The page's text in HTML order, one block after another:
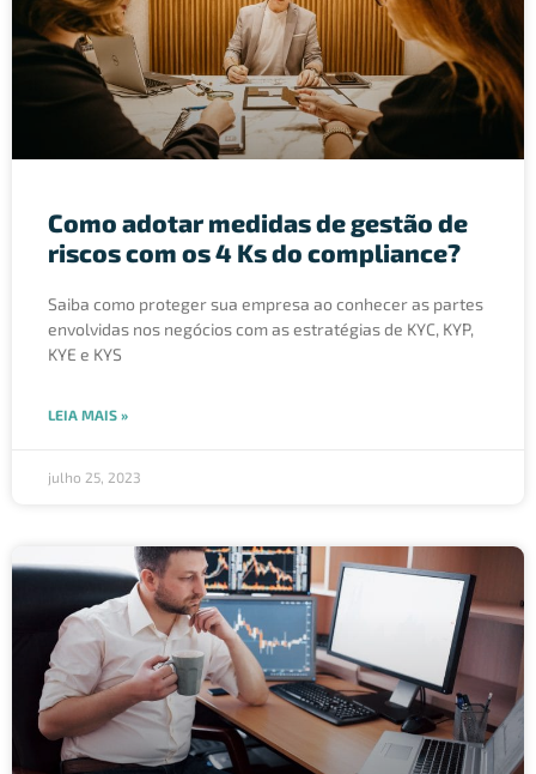
Como adotar medidas de gestão de
riscos com os 4 Ks do compliance?
Saiba como proteger sua empresa ao conhecer as partes
envolvidas nos negócios com as estratégias de KYC, KYP,
KYE e KYS
LEIA MAIS »
julho 25, 2023